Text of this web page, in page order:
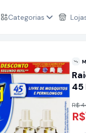
Categorias
45
R$
R$